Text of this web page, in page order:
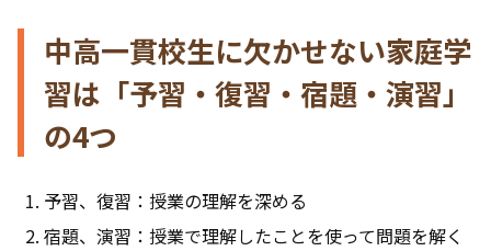
中高一貫校生に欠かせない家庭学
習は「予習・復習・宿題・演習」
の4つ
予習、復習：授業の理解を深める
宿題、演習：授業で理解したことを使って問題を解く